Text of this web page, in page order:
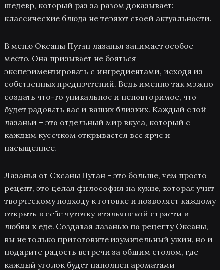
шедевр, который раз за разом доказывает:
классические блюда не теряют своей актуальности.
В меню Оксаны Путан лазанья занимает особое
место. Она призывает не бояться
экспериментировать с ингредиентами, исходя из
собственных предпочтений. Ведь именно так можно
создать что-то уникальное и неповторимое, что
будет радовать вас и ваших близких. Каждый слой
лазаньи – это отдельный мир вкуса, который с
каждым кусочком открывается все ярче и
насыщеннее.
Лазанья от Оксаны Путан – это больше, чем просто
рецепт, это целая философия на кухне, которая учит
творческому подходу к готовке и позволяет каждому
открыть в себе чуточку итальянской страсти и
любви к еде. Создавая лазанью по рецепту Оксаны,
вы не только приготовите изумительный ужин, но и
подарите радость встречи за общим столом, где
каждый уголок будет наполнен ароматами